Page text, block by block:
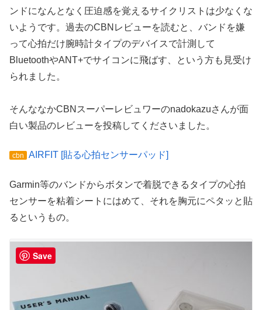
ンドになんとなく圧迫感を覚えるサイクリストは少なくな
いようです。過去のCBNレビューを読むと、バンドを嫌
って心拍だけ腕時計タイプのデバイスで計測して
BluetoothやANT+でサイコンに飛ばす、という方も見受け
られました。
そんななかCBNスーパーレビュワーのnadokazuさんが面
白い製品のレビューを投稿してくださいました。
cbn AIRFIT [貼る心拍センサーパッド]
Garmin等のバンドからボタンで着脱できるタイプの心拍
センサーを粘着シートにはめて、それを胸元にペタッと貼
るというもの。
Save